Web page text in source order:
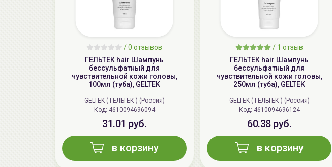
/0 отзывов
ГЕЛЬТЕК hair Шампунь
бессульфатный для
чувствительной кожи головы,
100мл (туба), GELTEK
GELTEK ( ГЕЛЬТЕК ) (Россия)
Код: 4610094696094
31.01 руб.
в корзину
/ 1 отзыв
ГЕЛЬТЕК hair Шампунь
бессульфатный для
чувствительной кожи головы,
250мл (туба), GELTEK
GELTEK ( ГЕЛЬТЕК ) (Россия)
Код: 4610094696124
60.38 руб.
в корзину